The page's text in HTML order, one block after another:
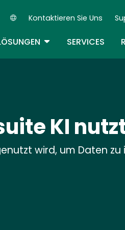
Secondary Navigation
Kontaktieren Sie Uns
TOGGLE DROPDOWN
SERVICES
KI
wird, um Daten zu